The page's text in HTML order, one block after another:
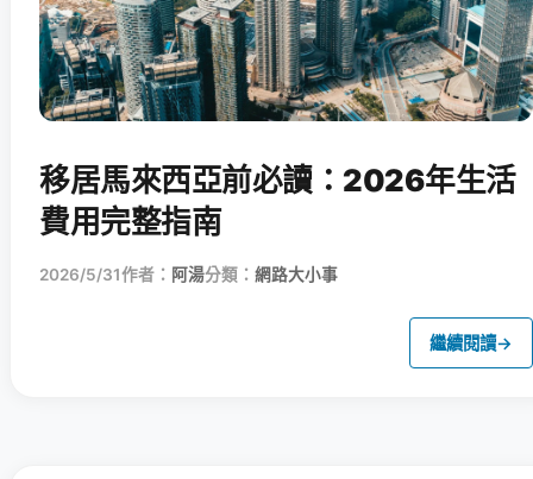
移居馬來西亞前必讀：2026年生活
費用完整指南
2026/5/31作者： 阿湯分類： 網路大小事
繼續閱讀→